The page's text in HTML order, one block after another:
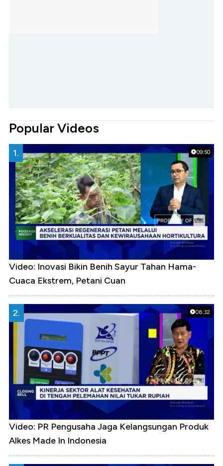
Popular Videos
09:50
1.
Video: Inovasi Bikin Benih Sayur Tahan Hama-
Cuaca Ekstrem, Petani Cuan
08:32
2.
Video: PR Pengusaha Jaga Kelangsungan Produk
Alkes Made In Indonesia